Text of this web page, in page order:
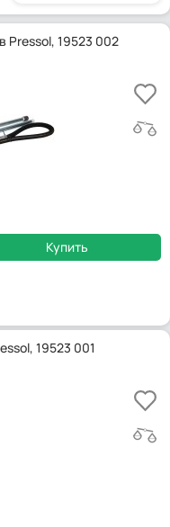
Pressol, 19523 002
Купить
19523 001